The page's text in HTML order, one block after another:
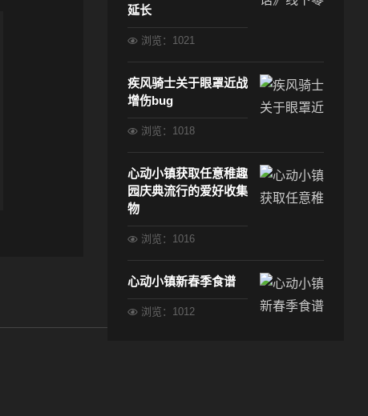
延长
浏览：1021
疾风骑士关于眼罩近战
增伤bug
浏览：1018
心动小镇获取任意稚趣
园庆典流行的爱好收集
物
浏览：1016
心动小镇新春季食谱
浏览：1012